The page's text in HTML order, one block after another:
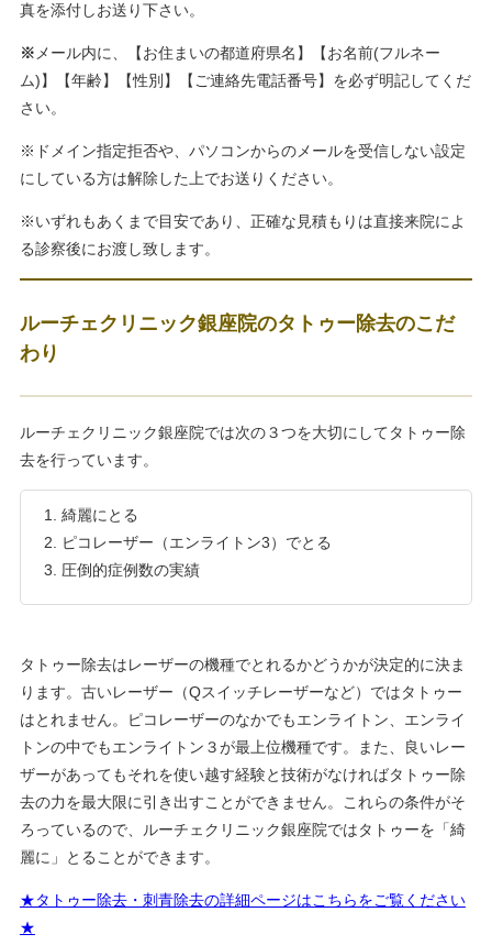
真を添付しお送り下さい。
※メール内に、【お住まいの都道府県名】【お名前(フルネー
ム)】【年齢】【性別】【ご連絡先電話番号】を必ず明記してくだ
さい。
※ドメイン指定拒否や、パソコンからのメールを受信しない設定
にしている方は解除した上でお送りください。
※いずれもあくまで目安であり、正確な見積もりは直接来院によ
る診察後にお渡し致します。
ルーチェクリニック銀座院のタトゥー除去のこだ
わり
ルーチェクリニック銀座院では次の３つを大切にしてタトゥー除
去を行っています。
綺麗にとる
ピコレーザー（エンライトン3）でとる
圧倒的症例数の実績
タトゥー除去はレーザーの機種でとれるかどうかが決定的に決ま
ります。古いレーザー（Qスイッチレーザーなど）ではタトゥー
はとれません。ピコレーザーのなかでもエンライトン、エンライ
トンの中でもエンライトン３が最上位機種です。また、良いレー
ザーがあってもそれを使い越す経験と技術がなければタトゥー除
去の力を最大限に引き出すことができません。これらの条件がそ
ろっているので、ルーチェクリニック銀座院ではタトゥーを「綺
麗に」とることができます。
★タトゥー除去・刺青除去の詳細ページはこちらをご覧ください
★